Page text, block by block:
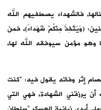
فالشهداء يصطفيهم الله
(وَيَتَّخِذَ مِنْكُمْ شُهَداءَ)، فمن
وهو مؤمن سيوفقه الله لها،
إثر وفاته يقول فيه: “كنت
أن يرزقني الشهادة، فهي التي